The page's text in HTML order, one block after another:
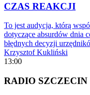
CZAS REAKCJI
To jest audycja, którą
dotyczące absurdów dnia
błędnych decyzji
Krzysztof Kukliński
13:00
RADIO